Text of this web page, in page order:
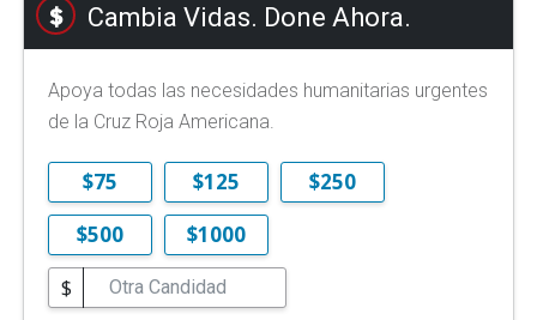
Cambia Vidas. Done Ahora.
Apoya todas las necesidades humanitarias urgentes
de la Cruz Roja Americana.
$75 $125
$250
$500
$1000
$